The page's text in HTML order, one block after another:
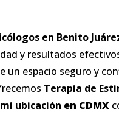
en Benito
y resultados
un espacio seguro y
Terapia de
ubicación en CDMX